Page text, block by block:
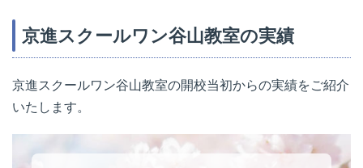
京進スクールワン谷山教室の実績
京進スクールワン谷山教室の開校当初からの実績をご紹介
いたします。